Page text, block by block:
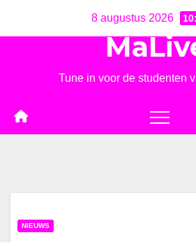
8 augustus 2026
Tune in voor de studenten
NIEUWS